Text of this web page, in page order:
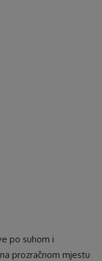
po suhom i
prozračnom mjestu